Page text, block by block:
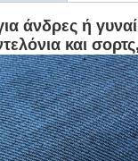
άνδρες ή
και